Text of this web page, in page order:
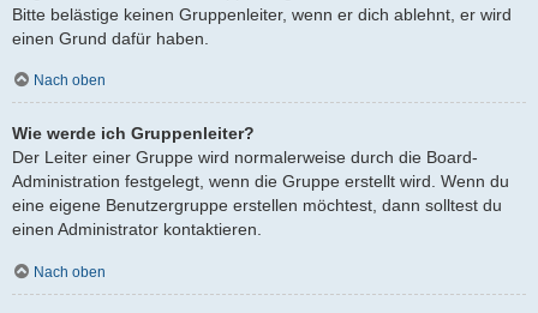
Bitte belästige keinen Gruppenleiter, wenn er dich ablehnt, er wird
einen Grund dafür haben.
Nach oben
Wie werde ich Gruppenleiter?
Der Leiter einer Gruppe wird normalerweise durch die Board-
Administration festgelegt, wenn die Gruppe erstellt wird. Wenn du
eine eigene Benutzergruppe erstellen möchtest, dann solltest du
einen Administrator kontaktieren.
Nach oben